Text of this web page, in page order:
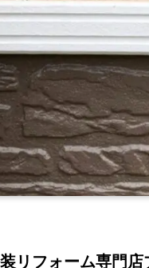
リフォーム専門